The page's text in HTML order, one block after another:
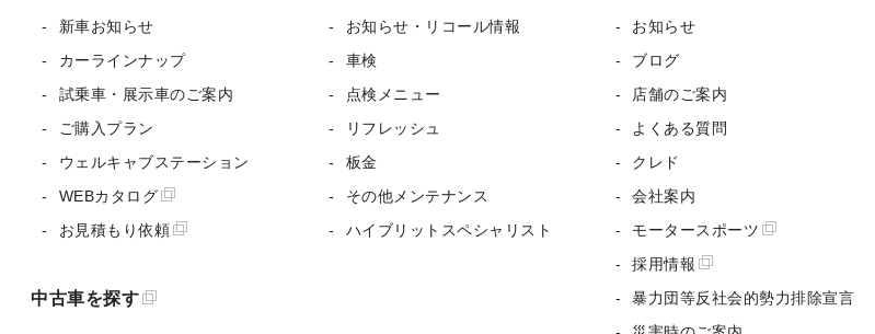
新車お知らせ
カーラインナップ
試乗車・展示車のご案内
ご購入プラン
ウェルキャブステーション
WEBカタログ
お見積もり依頼
中古車を探す
お知らせ・リコール情報
車検
点検メニュー
リフレッシュ
板金
その他メンテナンス
ハイブリットスペシャリスト
お知らせ
ブログ
店舗のご案内
よくある質問
クレド
会社案内
モータースポーツ
採用情報
暴力団等反社会的勢力排除宣言